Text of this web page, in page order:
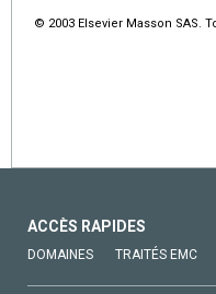
© 2003 Elsevier Masson SAS.
ACCÈS RAPIDES
DOMAINES TRAITÉS EMC